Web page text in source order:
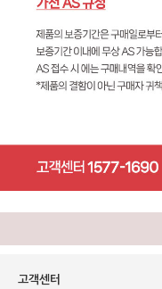
고객센터